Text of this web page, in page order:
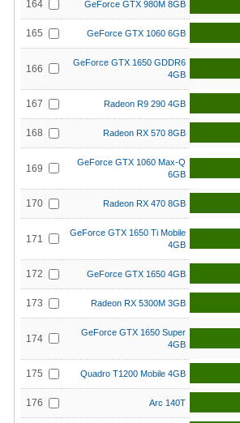
164 GeForce GTX 980M 8GB
165 GeForce GTX 1060 6GB
166
GeForce GTX 1650 GDDR6
4GB
167 Radeon R9 290 4GB
168 Radeon RX 570 8GB
169
GeForce GTX 1060 Max-Q
6GB
170 Radeon RX 470 8GB
171
GeForce GTX 1650 Ti Mobile
4GB
172 GeForce GTX 1650 4GB
173 Radeon RX 5300M 3GB
174
GeForce GTX 1650 Super
4GB
175 Quadro T1200 Mobile 4GB
176 Arc 140T